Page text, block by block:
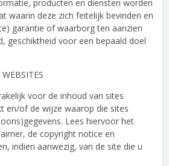
producten en diensten worden
waarin deze zich feitelijk bevinden en
garantie of waarborg ten aanzien
geschiktheid voor een bepaald doel
voor de inhoud van sites
en/of de wijze waarop die sites
Lees hiervoor het
de copyright notice en
indien aanwezig, van de site die u